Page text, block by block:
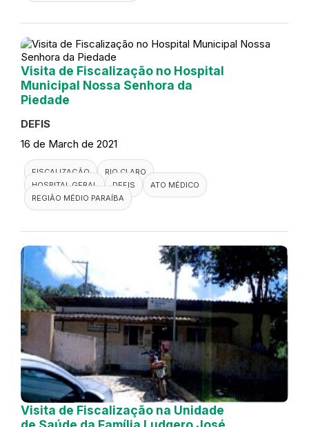
Visita de Fiscalização no Hospital
Municipal Nossa Senhora da
Piedade
DEFIS
16 de March de 2021
FISCALIZAÇÃO
RIO CLARO
HOSPITAL GERAL
DEFIS
ATO MÉDICO
REGIÃO MÉDIO PARAÍBA
Visita de Fiscalização na Unidade